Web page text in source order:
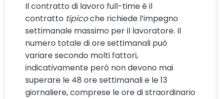
Il contratto di lavoro full-time è il
contratto tipicoche richiede l’impegno
settimanale massimo per il lavoratore. Il
numero totale di ore settimanali può
variare secondo molti fattori,
indicativamente però non devono mai
superare le 48 ore settimanali e le 13
giornaliere, comprese le ore di straordinario